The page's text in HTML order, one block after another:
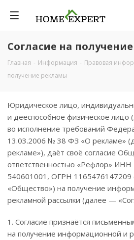
Согласие на
Главная - Информация - Правовая
получение рекламы
Юридическое лицо,
и дееспособное физическое лицо
во исполнение требований
13.03.2006 № 38 ФЗ «О рекламе»
рекламе»), даёт своё согласие
ответственностью «Рефлор»
540601001, ОГРН
«Общество») на получение
рекламной рассылки (далее —
1. Согласие признаётся
на получение информационной и